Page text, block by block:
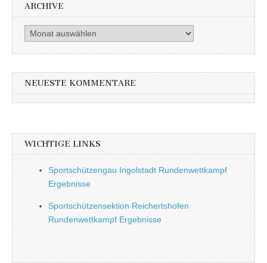
ARCHIVE
Archive
NEUESTE KOMMENTARE
WICHTIGE LINKS
Sportschützengau Ingolstadt Rundenwettkampf
Ergebnisse
Sportschützensektion Reichertshofen
Rundenwettkampf Ergebnisse